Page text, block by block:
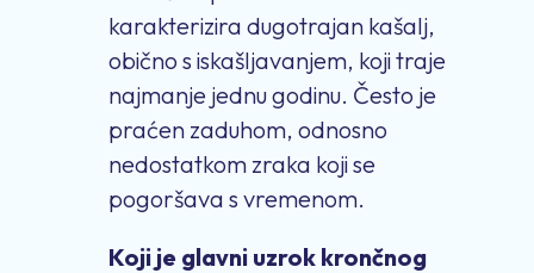
karakterizira dugotrajan kašalj,
obično s iskašljavanjem, koji traje
najmanje jednu godinu. Često je
praćen zaduhom, odnosno
nedostatkom zraka koji se
pogoršava s vremenom.
Koji je glavni uzrok krončnog